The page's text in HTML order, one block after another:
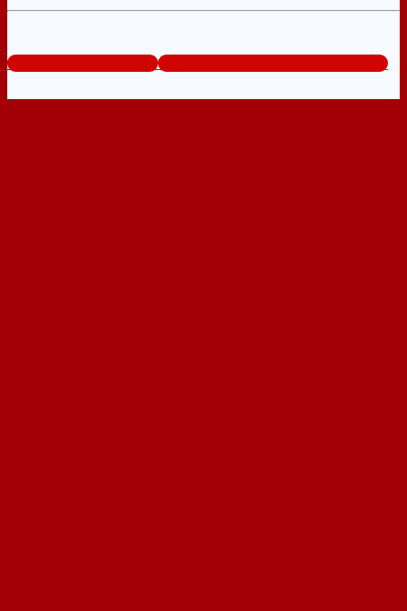
www.cuathepcuasat.com Tổng đài tư vấn miễn phí: 0824.400.400